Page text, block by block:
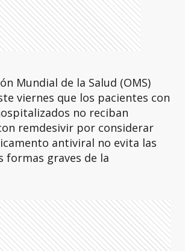
Mundial de la Salud (OMS)
viernes que los pacientes con
no reciban
remdesivir por considerar
antiviral no evita las
formas graves de la